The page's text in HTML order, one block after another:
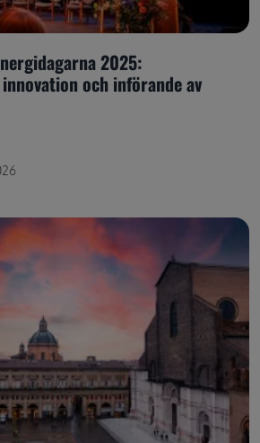
2025:
och införande av